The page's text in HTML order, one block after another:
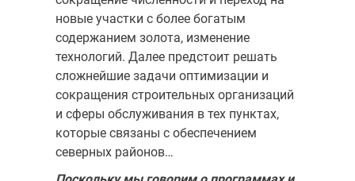
новые участки с более богатым
содержанием золота, изменение
технологий. Далее предстоит решать
сложнейшие задачи оптимизации и
сокращения строительных организаций
и сферы обслуживания в тех пунктах,
которые связаны с обеспечением
северных районов…